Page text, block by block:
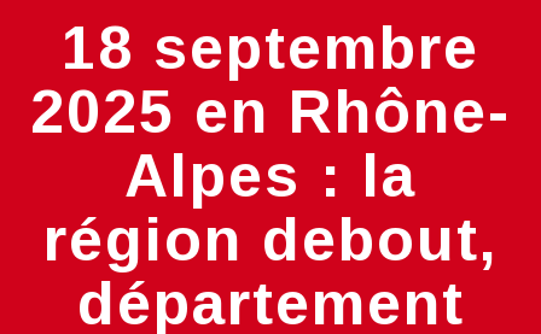
18 septembre
2025 en Rhône-
Alpes : la
région debout,
département